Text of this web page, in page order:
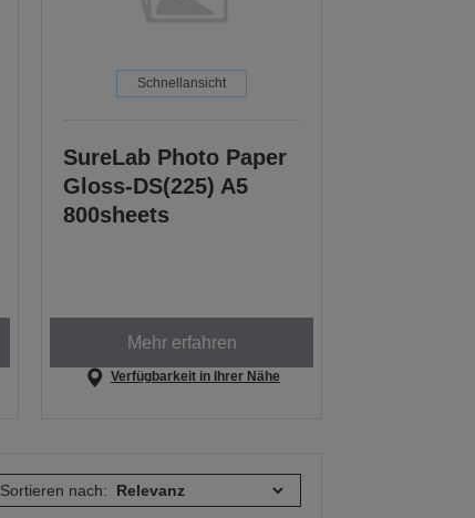
Schnellansicht
SureLab Photo Paper
Gloss-DS(225) A5
800sheets
Mehr erfahren
Verfügbarkeit in Ihrer Nähe
Sortieren nach: